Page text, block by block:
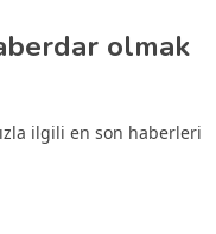
olmak
ilgili en son haberleri